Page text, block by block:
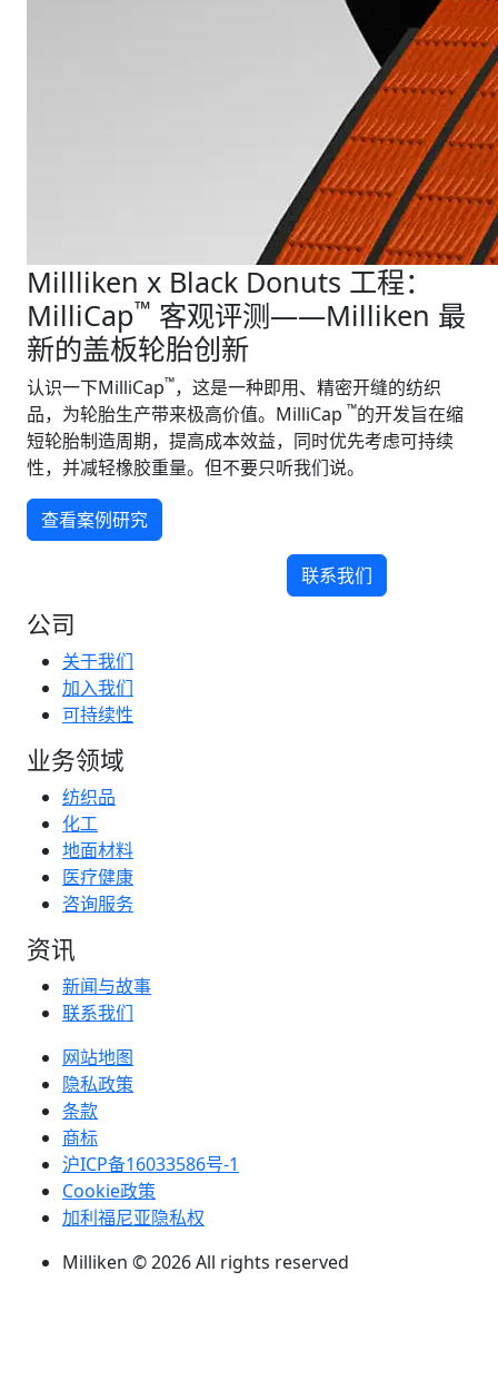
Millliken x Black Donuts 工程：
MilliCap™ 客观评测——Milliken 最
新的盖板轮胎创新
认识一下MilliCap™，这是一种即用、精密开缝的纺织
品，为轮胎生产带来极高价值。MilliCap ™的开发旨在缩
短轮胎制造周期，提高成本效益，同时优先考虑可持续
性，并减轻橡胶重量。但不要只听我们说。
查看案例研究
联系我们
公司
关于我们
加入我们
可持续性
业务领域
纺织品
化工
地面材料
医疗健康
咨询服务
资讯
新闻与故事
联系我们
网站地图
隐私政策
条款
商标
沪ICP备16033586号-1
Cookie政策
加利福尼亚隐私权
Milliken © 2026 All rights reserved